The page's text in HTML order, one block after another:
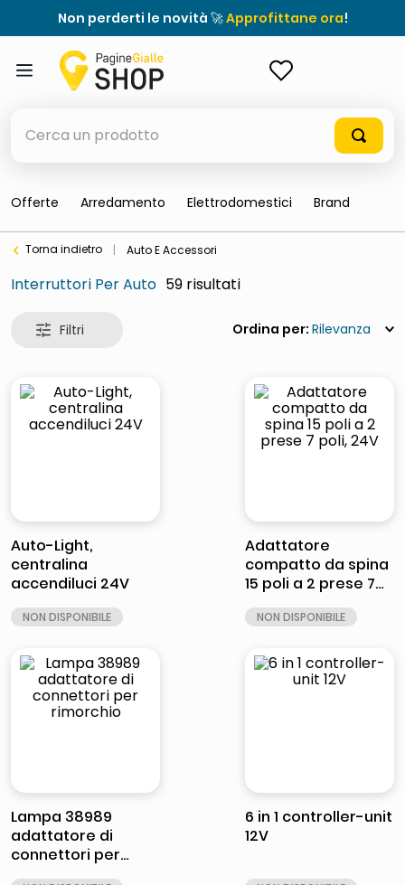
Non perderti le novità 🚀Approfittane ora!
orologio parete
porta tv
italia independent occhiali sole 0703 thin rotondo sun
Offerte Arredamento Elettrodomestici Brand
Torna indietro | Auto E Accessori
Interruttori Per Auto 59
Rilevanza
Auto-Light,
centralina
accendiluci 24V
Adattatore
compatto da spina
15 poli a 2 prese 7
poli, 24V
Lampa 38989
adattatore di
connettori per
rimorchio
6 in 1 controller-unit
12V